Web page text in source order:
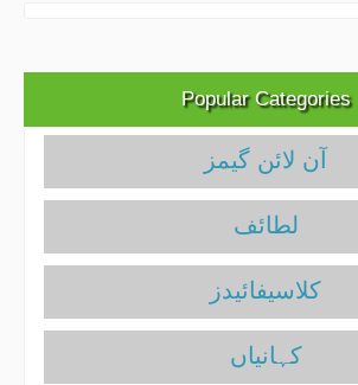
Popular Categories
آن لائن گیمز
لطائف
کلاسیفائیدز
کہانیاں‌